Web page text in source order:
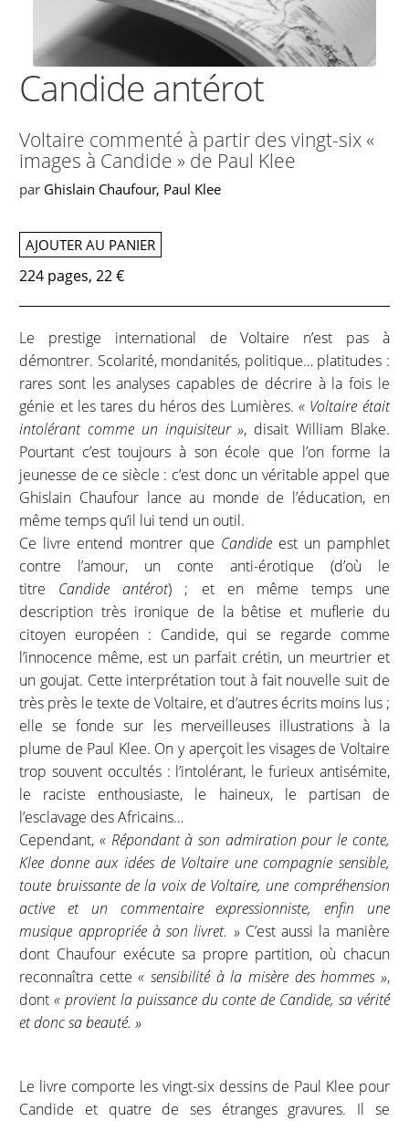
Candide antérot
Voltaire commenté à partir des vingt-six «
images à Candide » de Paul Klee
par Ghislain Chaufour, Paul Klee
AJOUTER AU PANIER
224 pages, 22 €
Le prestige international de Voltaire n’est pas à
démontrer. Scolarité, mondanités, politique… platitudes :
rares sont les analyses capables de décrire à la fois le
génie et les tares du héros des Lumières.« Voltaire était
intolérant comme un inquisiteur », disait William Blake.
Pourtant c’est toujours à son école que l’on forme la
jeunesse de ce siècle : c’est donc un véritable appel que
Ghislain Chaufour lance au monde de l’éducation, en
même temps qu’il lui tend un outil.
Ce livre entend montrer que Candideest un pamphlet
contre l’amour, un conte anti-érotique (d’où le
titre Candide antérot) ; et en même temps une
description très ironique de la bêtise et muflerie du
citoyen européen : Candide, qui se regarde comme
l’innocence même, est un parfait crétin, un meurtrier et
un goujat. Cette interprétation tout à fait nouvelle suit de
très près le texte de Voltaire, et d’autres écrits moins lus ;
elle se fonde sur les merveilleuses illustrations à la
plume de Paul Klee. On y aperçoit les visages de Voltaire
trop souvent occultés : l’intolérant, le furieux antisémite,
le raciste enthousiaste, le haineux, le partisan de
l’esclavage des Africains…
Cependant, « Répondant à son admiration pour le conte,
Klee donne aux idées de Voltaire une compagnie sensible,
toute bruissante de la voix de Voltaire, une compréhension
active et un commentaire expressionniste, enfin une
musique appropriée à son livret. »C’est aussi la manière
dont Chaufour exécute sa propre partition, où chacun
reconnaîtra cette« sensibilité à la misère des hommes »,
dont« provient la puissance du conte de Candide, sa vérité
et donc sa beauté. »
Le livre comporte les vingt-six dessins de Paul Klee pour
Candide et quatre de ses étranges gravures. Il se